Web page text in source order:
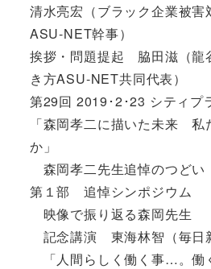
清水亮宏（ブラック企業被
ASU-NET幹事）
挨拶・問題提起 脇田滋（龍
き方ASU-NET共同代表）
第29回 2019･2･23 シティプ
「森岡孝二に描いた未来 私
か」
森岡孝二先生追悼のつどい
第１部 追悼シンポジウム
映像で振り返る森岡先生
記念講演 東海林智（毎日
「人間らしく働く事…。働